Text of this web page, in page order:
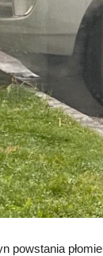
powstania